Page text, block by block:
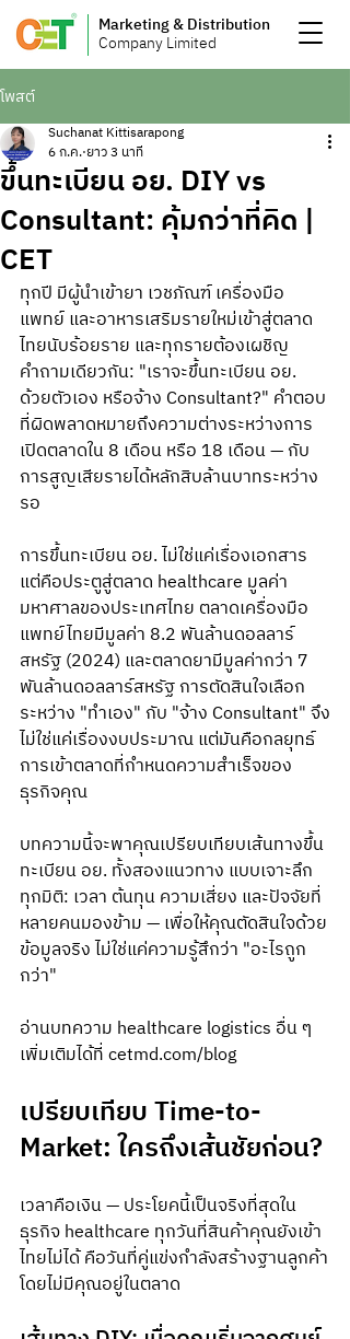
Marketing & Distribution
Company Limited
โพสต์
ขึ้นทะเบียน อย. DIY vs
Consultant: คุ้มกว่าที่คิด |
CET
Suchanat Kittisarapong
6 ก.ค. ยาว 3 นาที
ทุกปี มีผู้นำเข้ายา เวชภัณฑ์ เครื่องมือ
แพทย์ และอาหารเสริมรายใหม่เข้าสู่ตลาด
ไทยนับร้อยราย และทุกรายต้องเผชิญ
คำถามเดียวกัน: "เราจะขึ้นทะเบียน อย.
ด้วยตัวเอง หรือจ้าง Consultant?" คำตอบ
ที่ผิดพลาดหมายถึงความต่างระหว่างการ
เปิดตลาดใน 8 เดือน หรือ 18 เดือน — กับ
การสูญเสียรายได้หลักสิบล้านบาทระหว่าง
รอ
การขึ้นทะเบียน อย. ไม่ใช่แค่เรื่องเอกสาร
แต่คือประตูสู่ตลาด healthcare มูลค่า
มหาศาลของประเทศไทย ตลาดเครื่องมือ
แพทย์ไทยมีมูลค่า 8.2 พันล้านดอลลาร์
สหรัฐ (2024) และตลาดยามีมูลค่ากว่า 7
พันล้านดอลลาร์สหรัฐ การตัดสินใจเลือก
ระหว่าง "ทำเอง" กับ "จ้าง Consultant" จึง
ไม่ใช่แค่เรื่องงบประมาณ แต่มันคือกลยุทธ์
การเข้าตลาดที่กำหนดความสำเร็จของ
ธุรกิจคุณ
บทความนี้จะพาคุณเปรียบเทียบเส้นทางขึ้น
ทะเบียน อย. ทั้งสองแนวทาง แบบเจาะลึก
ทุกมิติ: เวลา ต้นทุน ความเสี่ยง และปัจจัยที่
หลายคนมองข้าม — เพื่อให้คุณตัดสินใจด้วย
ข้อมูลจริง ไม่ใช่แค่ความรู้สึกว่า "อะไรถูก
กว่า"
อ่านบทความ healthcare logistics อื่น ๆ
เพิ่มเติมได้ที่ cetmd.com/blog
เปรียบเทียบ Time-to-
Market: ใครถึงเส้นชัยก่อน?
เวลาคือเงิน — ประโยคนี้เป็นจริงที่สุดใน
ธุรกิจ healthcare ทุกวันที่สินค้าคุณยังเข้า
ไทยไม่ได้ คือวันที่คู่แข่งกำลังสร้างฐานลูกค้า
โดยไม่มีคุณอยู่ในตลาด